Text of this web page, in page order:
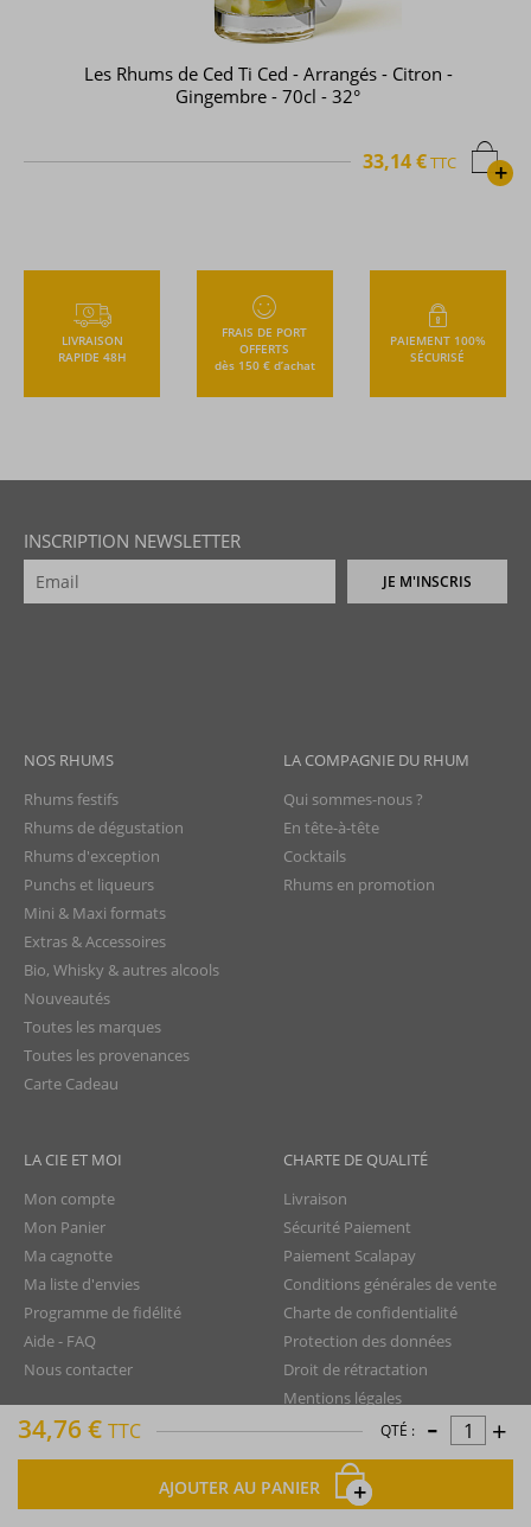
34,76 € TTC QTÉ : - +
AJOUTER AU PANIER
Les Rhums de Ced Ti Ced - Arrangés - Citron -
Gingembre - 70cl - 32°
+
33,14 €TTC
LIVRAISON
RAPIDE 48H
FRAIS DE PORT
OFFERTS
dès 150 € d’achat
PAIEMENT 100%
SÉCURISÉ
INSCRIPTION NEWSLETTER
JE M'INSCRIS
NOS RHUMS
Rhums festifs
Rhums de dégustation
Rhums d'exception
Punchs et liqueurs
Mini & Maxi formats
Extras & Accessoires
Bio, Whisky & autres alcools
Nouveautés
Toutes les marques
Toutes les provenances
Carte Cadeau
LA COMPAGNIE DU RHUM
Qui sommes-nous ?
En tête-à-tête
Cocktails
Rhums en promotion
LA CIE ET MOI
Mon compte
Mon Panier
Ma cagnotte
Ma liste d'envies
Programme de fidélité
Aide - FAQ
Nous contacter
CHARTE DE QUALITÉ
Livraison
Sécurité Paiement
Paiement Scalapay
Conditions générales de vente
Charte de confidentialité
Protection des données
Droit de rétractation
Mentions légales
Plan du site